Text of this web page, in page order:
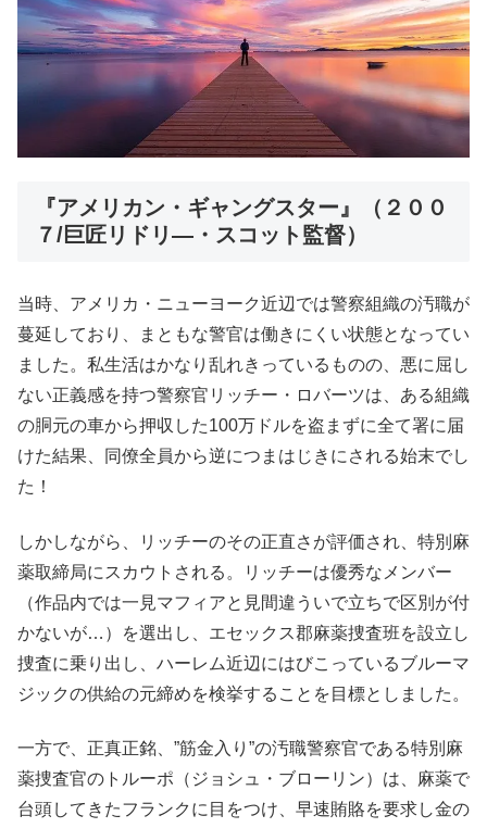
『アメリカン・ギャングスター』（２００
７/巨匠リドリ―・スコット監督）
当時、アメリカ・ニューヨーク近辺では警察組織の汚職が
蔓延しており、まともな警官は働きにくい状態となってい
ました。私生活はかなり乱れきっているものの、悪に屈し
ない正義感を持つ警察官リッチー・ロバーツは、ある組織
の胴元の車から押収した100万ドルを盗まずに全て署に届
けた結果、同僚全員から逆につまはじきにされる始末でし
た！
しかしながら、リッチーのその正直さが評価され、特別麻
薬取締局にスカウトされる。リッチーは優秀なメンバー
（作品内では一見マフィアと見間違ういで立ちで区別が付
かないが…）を選出し、エセックス郡麻薬捜査班を設立し
捜査に乗り出し、ハーレム近辺にはびこっているブルーマ
ジックの供給の元締めを検挙することを目標としました。
一方で、正真正銘、”筋金入り”の汚職警察官である特別麻
薬捜査官のトルーポ（ジョシュ・ブローリン）は、麻薬で
台頭してきたフランクに目をつけ、早速賄賂を要求し金の